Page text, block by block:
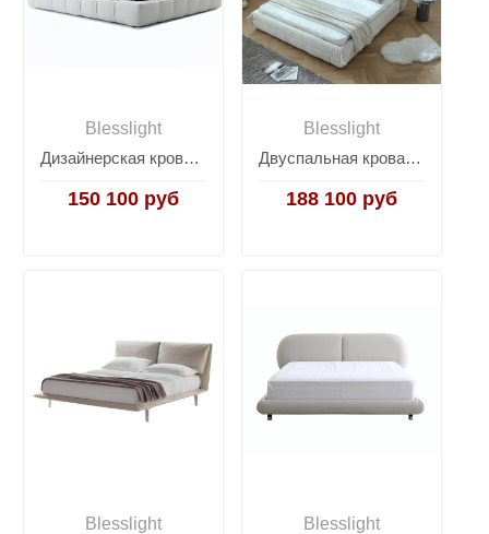
Blesslight
Дизайнерская кровать Tufty
150 100 руб
Blesslight
Двуспальная кровать RBD029 New Vintage Ivory leather
188 100 руб
Blesslight
Blesslight